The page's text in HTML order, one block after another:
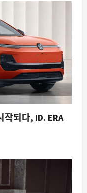
작되다, ID. ERA